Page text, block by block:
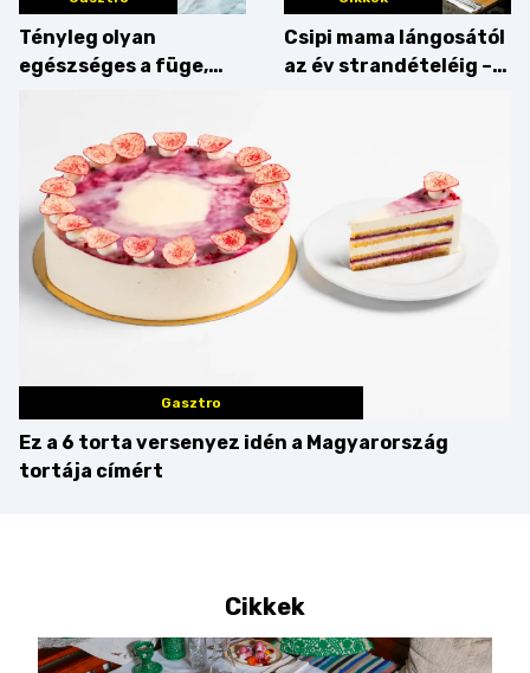
Tényleg olyan
egészséges a füge,
Csipi mama lángosától
az év strandételéig –
Gasztro
Ez a 6 torta versenyez idén a Magyarország
tortája címért
Cikkek